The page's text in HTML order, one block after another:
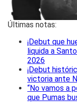
Últimas notas:
¡Debut que
liquida a
2026
¡Debut
victoria ante
“No vamos a
que Pumas